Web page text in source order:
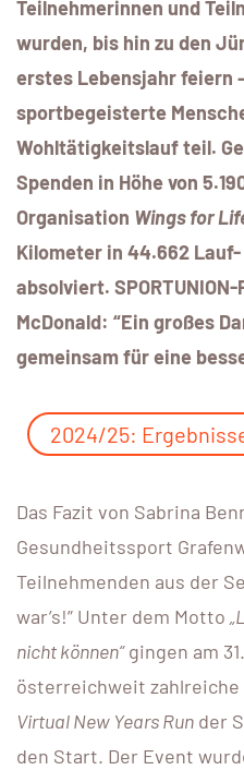
Teilnehmerinnen und
wurden, bis hin zu den
erstes Lebensjahr feiern
sportbegeisterte
Wohltätigkeitslauf teil.
Spenden in Höhe von
Organisation Wings for
Kilometer in 44.662
absolviert.
McDonald: “Ein großes
gemeinsam für eine
2024/25:
Das Fazit von Sabrina
Gesundheitssport
Teilnehmenden aus der
war’s!” Unter dem Motto
nicht können“gingen am
österreichweit
Virtual New Years Run der
den Start. Der Event